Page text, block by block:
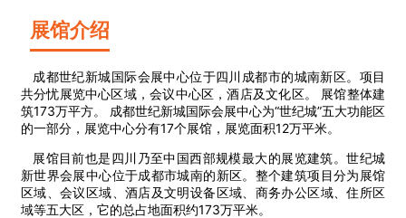
展馆介绍
成都世纪新城国际会展中心位于四川成都市的城南新区。项目
共分忧展览中心区域，会议中心区，酒店及文化区。 展馆整体建
筑173万平方。 成都世纪新城国际会展中心为“世纪城”五大功能区
的一部分，展览中心分有17个展馆，展览面积12万平米。
展馆目前也是四川乃至中国西部规模最大的展览建筑。世纪城
新世界会展中心位于成都市城南的新区。整个建筑项目分为展馆
区域、会议区域、酒店及文明设备区域、商务办公区域、住所区
域等五大区，它的总占地面积约173万平米。